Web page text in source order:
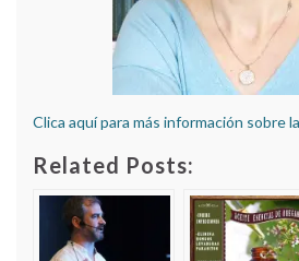
Clica aquí para más información sobre
Related Posts: